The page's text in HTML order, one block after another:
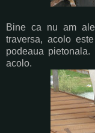
Bine ca nu am
traversa, acolo
podeaua
acolo.